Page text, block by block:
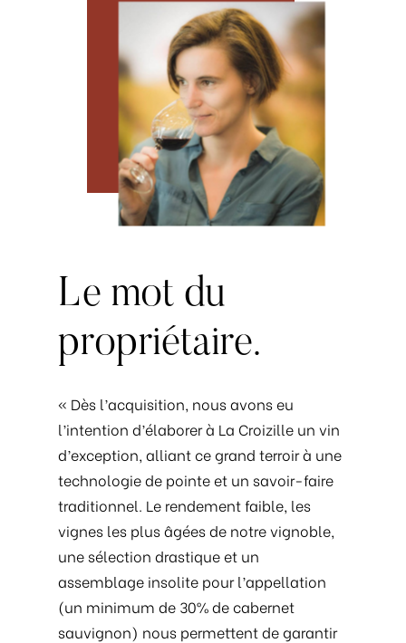
Le mot du
propriétaire.
« Dès l’acquisition, nous avons eu
l’intention d’élaborer à La Croizille un vin
d’exception, alliant ce grand terroir à une
technologie de pointe et un savoir-faire
traditionnel. Le rendement faible, les
vignes les plus âgées de notre vignoble,
une sélection drastique et un
assemblage insolite pour l’appellation
(un minimum de 30% de cabernet
sauvignon) nous permettent de garantir